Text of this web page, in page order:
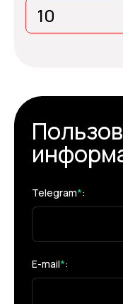
Telegram*:
E-mail*: